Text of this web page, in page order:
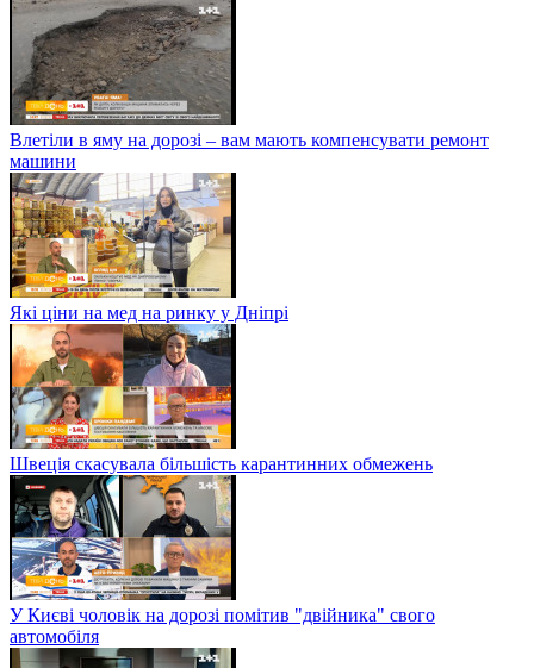
Влетіли в яму на дорозі – вам мають компенсувати ремонт
машини
Які ціни на мед на ринку у Дніпрі
Швеція скасувала більшість карантинних обмежень
У Києві чоловік на дорозі помітив "двійника" свого
автомобіля